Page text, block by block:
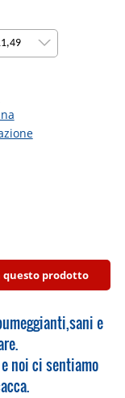
questo prodotto
e
noi ci sentiamo